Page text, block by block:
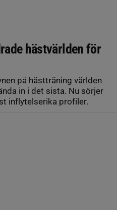
hästvärlden för
på hästträning världen
in i det sista. Nu sörjer
inflytelserika profiler.